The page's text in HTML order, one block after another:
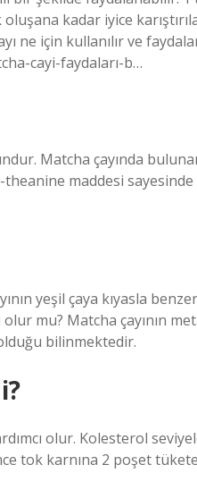
kadar iyice
ne için kullanılır ve
cayi-faydaları-b…
Matcha çayında
theanine maddesi
yeşil çaya kıyasla
mu? Matcha çayının
olduğu bilinmektedir.
olur. Kolesterol
tok karnına 2 poşet